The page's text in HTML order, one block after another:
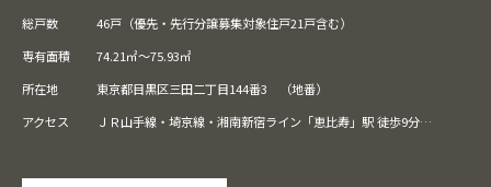
総戸数
46戸（優先・先行分譲募集対象住戸21戸含む）
専有面積
74.21㎡～75.93㎡
所在地
東京都目黒区三田二丁目144番3 （地番）
アクセス
ＪＲ山手線・埼京線・湘南新宿ライン「恵比寿」駅 徒歩9分
駅 徒歩11分